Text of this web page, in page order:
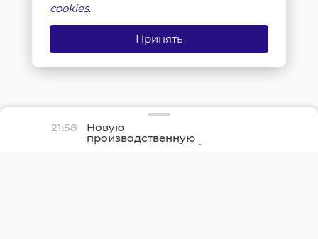
21:58 Новую
производственную
площадку птицефабрики
cookies.
Принять